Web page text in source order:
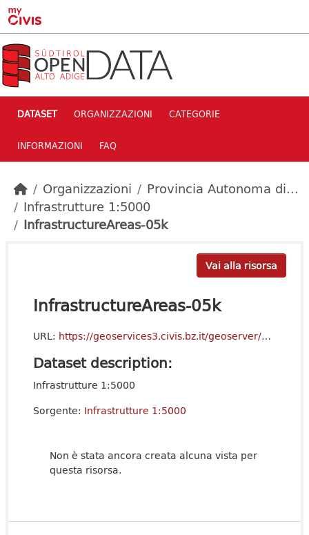
Skip to main content
DATASET ORGANIZZAZIONI CATEGORIE
INFORMAZIONI FAQ
Organizzazioni
Provincia Autonoma di...
Infrastrutture 1:5000
InfrastructureAreas-05k
Vai alla risorsa
InfrastructureAreas-05k
URL: https://geoservices3.civis.bz.it/geoserver/gvcc-Cartography/ows?service=WFS&version=2.0.0&request=GetCapabilities
Dataset description:
Infrastrutture 1:5000
Sorgente: Infrastrutture 1:5000
Non è stata ancora creata alcuna vista per
questa risorsa.